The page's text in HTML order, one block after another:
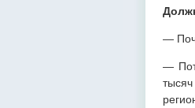
—
—